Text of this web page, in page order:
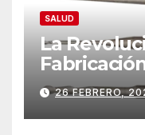
SALUD
La
Parciales
26 FEBRERO,